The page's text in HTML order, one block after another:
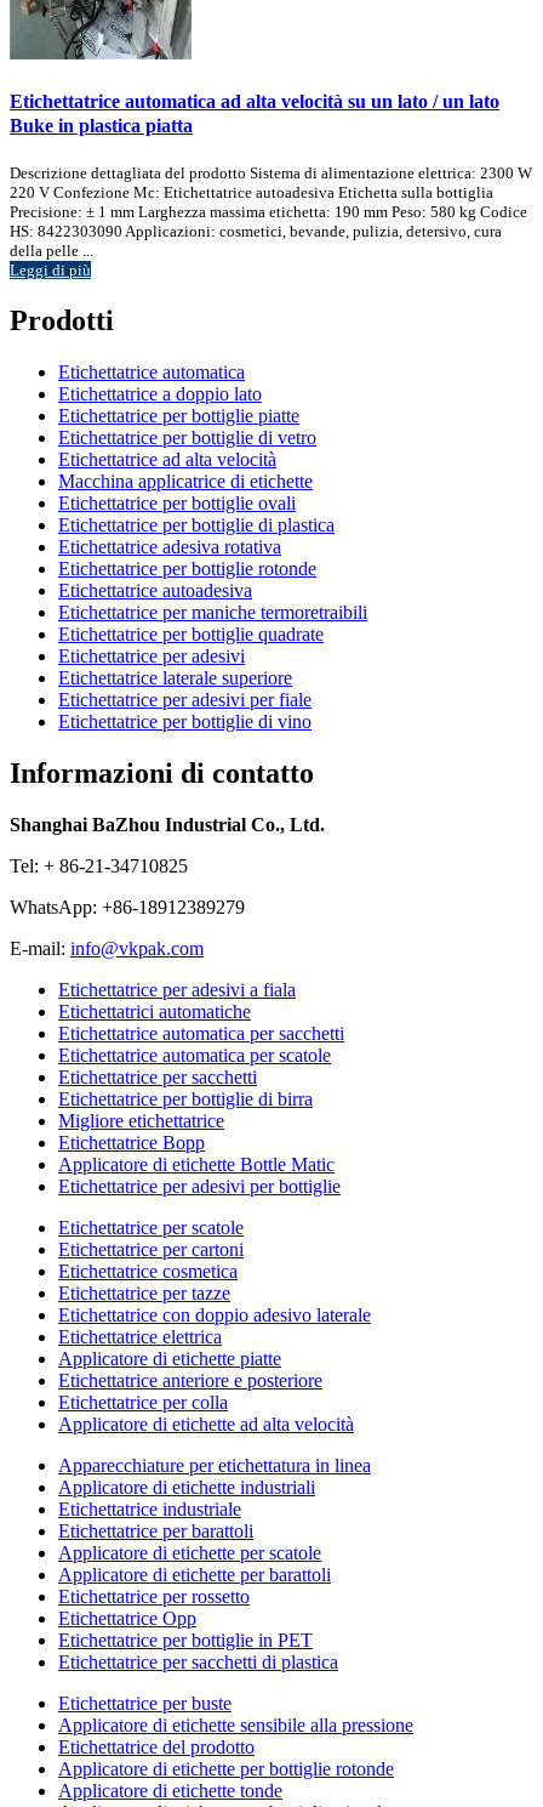
Etichettatrice automatica ad alta velocità su un lato / un lato
Buke in plastica piatta
Descrizione dettagliata del prodotto Sistema di alimentazione elettrica: 2300 W
220 V Confezione Mc: Etichettatrice autoadesiva Etichetta sulla bottiglia
Precisione: ± 1 mm Larghezza massima etichetta: 190 mm Peso: 580 kg Codice
HS: 8422303090 Applicazioni: cosmetici, bevande, pulizia, detersivo, cura
della pelle ...
Leggi di più
Prodotti
Etichettatrice automatica
Etichettatrice a doppio lato
Etichettatrice per bottiglie piatte
Etichettatrice per bottiglie di vetro
Etichettatrice ad alta velocità
Macchina applicatrice di etichette
Etichettatrice per bottiglie ovali
Etichettatrice per bottiglie di plastica
Etichettatrice adesiva rotativa
Etichettatrice per bottiglie rotonde
Etichettatrice autoadesiva
Etichettatrice per maniche termoretraibili
Etichettatrice per bottiglie quadrate
Etichettatrice per adesivi
Etichettatrice laterale superiore
Etichettatrice per adesivi per fiale
Etichettatrice per bottiglie di vino
Informazioni di contatto
Shanghai BaZhou Industrial Co., Ltd.
Tel: + 86-21-34710825
WhatsApp: +86-18912389279
E-mail: info@vkpak.com
Etichettatrice per adesivi a fiala
Etichettatrici automatiche
Etichettatrice automatica per sacchetti
Etichettatrice automatica per scatole
Etichettatrice per sacchetti
Etichettatrice per bottiglie di birra
Migliore etichettatrice
Etichettatrice Bopp
Applicatore di etichette Bottle Matic
Etichettatrice per adesivi per bottiglie
Etichettatrice per scatole
Etichettatrice per cartoni
Etichettatrice cosmetica
Etichettatrice per tazze
Etichettatrice con doppio adesivo laterale
Etichettatrice elettrica
Applicatore di etichette piatte
Etichettatrice anteriore e posteriore
Etichettatrice per colla
Applicatore di etichette ad alta velocità
Apparecchiature per etichettatura in linea
Applicatore di etichette industriali
Etichettatrice industriale
Etichettatrice per barattoli
Applicatore di etichette per scatole
Applicatore di etichette per barattoli
Etichettatrice per rossetto
Etichettatrice Opp
Etichettatrice per bottiglie in PET
Etichettatrice per sacchetti di plastica
Etichettatrice per buste
Applicatore di etichette sensibile alla pressione
Etichettatrice del prodotto
Applicatore di etichette per bottiglie rotonde
Applicatore di etichette tonde